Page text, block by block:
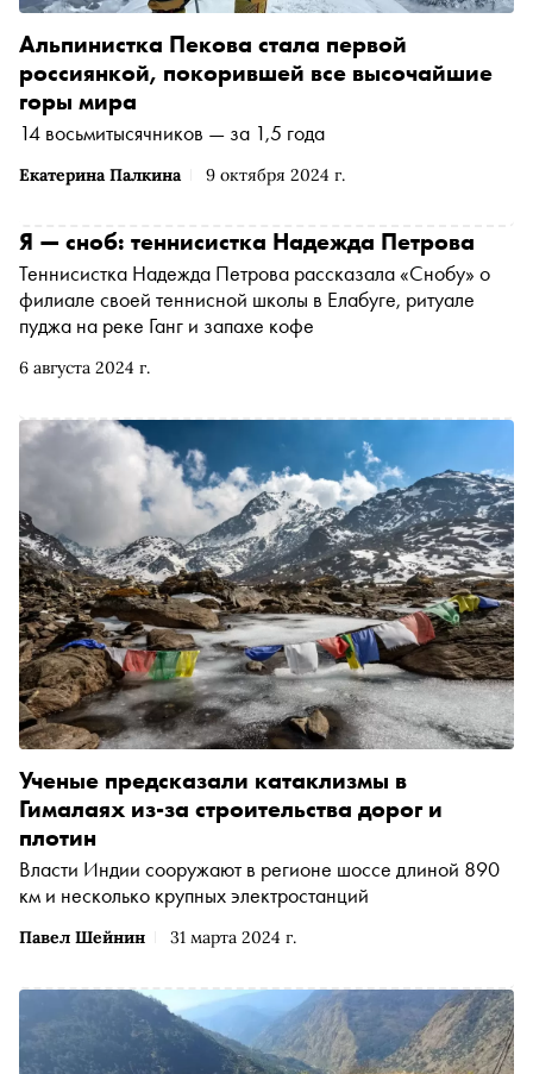
Екатерина Палкина 9 октября 2024 г.
Альпинистка Пекова стала первой
россиянкой, покорившей все высочайшие
горы мира
14 восьмитысячников — за 1,5 года
6 августа 2024 г.
Я — сноб: теннисистка Надежда Петрова
Теннисистка Надежда Петрова рассказала «Снобу» о
филиале своей теннисной школы в Елабуге, ритуале
пуджа на реке Ганг и запахе кофе
Павел Шейнин 31 марта 2024 г.
Ученые предсказали катаклизмы в
Гималаях из-за строительства дорог и
плотин
Власти Индии сооружают в регионе шоссе длиной 890
км и несколько крупных электростанций